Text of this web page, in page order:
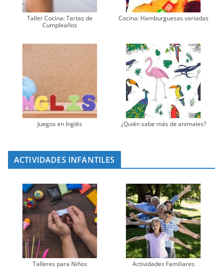
Taller Cocina: Tartas de
Cumpleaños
Cocina: Hamburguesas variadas
Juegos en Inglés ¿Quién sabe más de animales?
ACTIVIDADES INFANTILES
Talleres para Niños Actividades Familiares